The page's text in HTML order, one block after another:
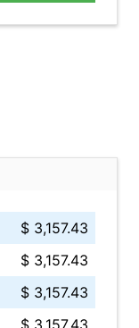
$ 3,157.43
$ 3,157.43
$ 3,157.43
$ 3,157.43